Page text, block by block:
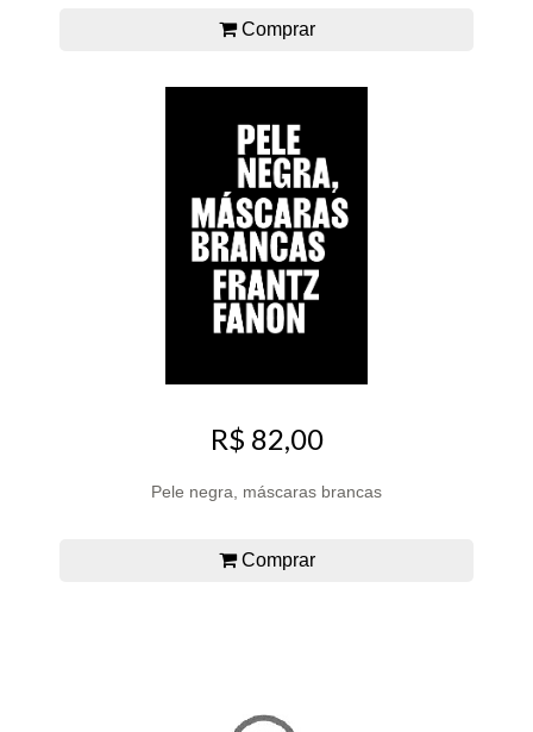
Comprar
R$ 82,00
Pele negra, máscaras brancas
Comprar